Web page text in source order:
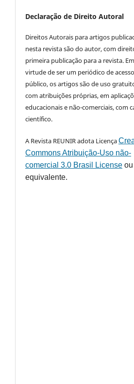
Declaração de Direito Autoral
Direitos Autorais para artigos
nesta revista são do autor, com
primeira publicação para a revista. Em
virtude de ser um periódico de acesso
público, os artigos são de uso
com atribuições próprias, em
educacionais e não-comerciais, com
científico.
A Revista REUNIR adota Licença
Commons Atribuição-Uso não-
comercial 3.0 Brasil License
equivalente.